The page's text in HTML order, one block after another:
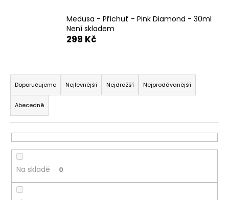
Medusa - Příchuť - Pink Diamond - 30ml
Není skladem
299 Kč
Ř
a
z
e
n
í
p
o
d
Doporučujeme Nejlevnější Nejdražší Nejprodávanější
Abecedně
Na skladě 0
?
HLEDAT
D
o